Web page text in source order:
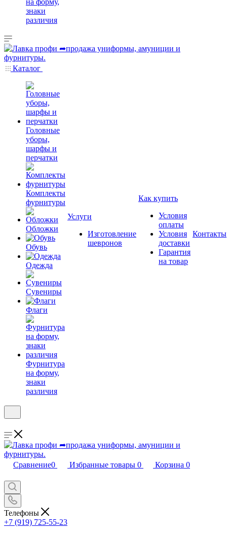
на форму,
знаки
различия
Каталог
Головные
уборы,
шарфы и
перчатки
Комплекты
фурнитуры
Обложки
Обувь
Одежда
Сувениры
Флаги
Фурнитура
на форму,
знаки
различия
Услуги
Изготовление
шевронов
Как купить
Условия
оплаты
Условия
доставки
Гарантия
на товар
Контакты
Сравнение0 Избранные товары 0 Корзина 0
Телефоны
+7 (919) 725-55-23